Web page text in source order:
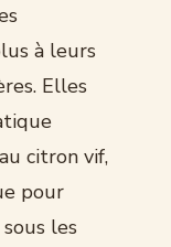
à leurs
Elles
citron vif,
pour
les